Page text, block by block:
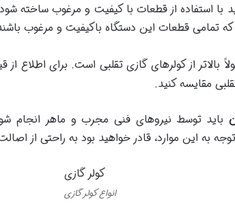
با استفاده از قطعات با کیفیت و مرغوب ساخته
تمامی قطعات این دستگاه باکیفیت و مرغوب
بالاتر از کولر‌های گازی تقلبی است. برای اطلاع
مقایسه کنید.
باید توسط نیروهای فنی‌ مجرب و ماهر انجام
به این موارد، قادر خواهید بود به راحتی از
انواع کولر گازی